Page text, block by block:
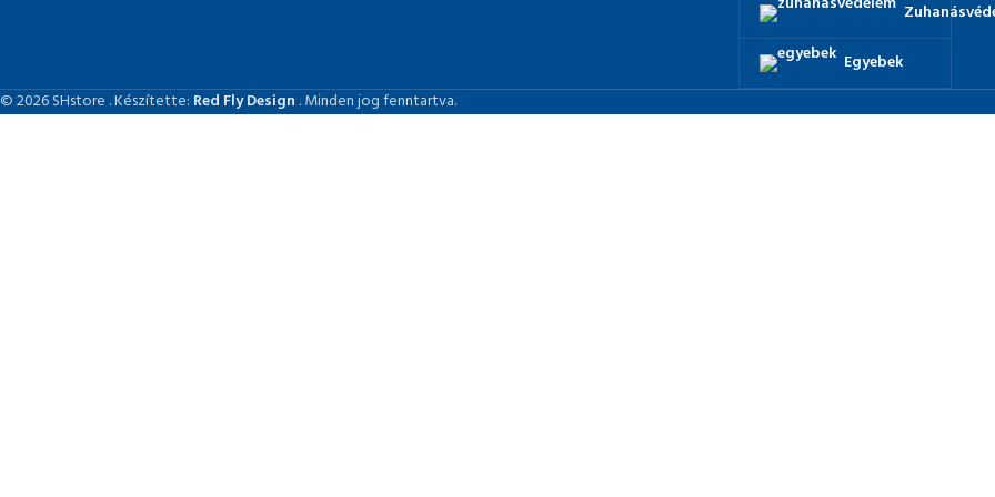
Egyebek
© 2026 SHstore . Készítette: Red Fly Design . Minden jog fenntartva.